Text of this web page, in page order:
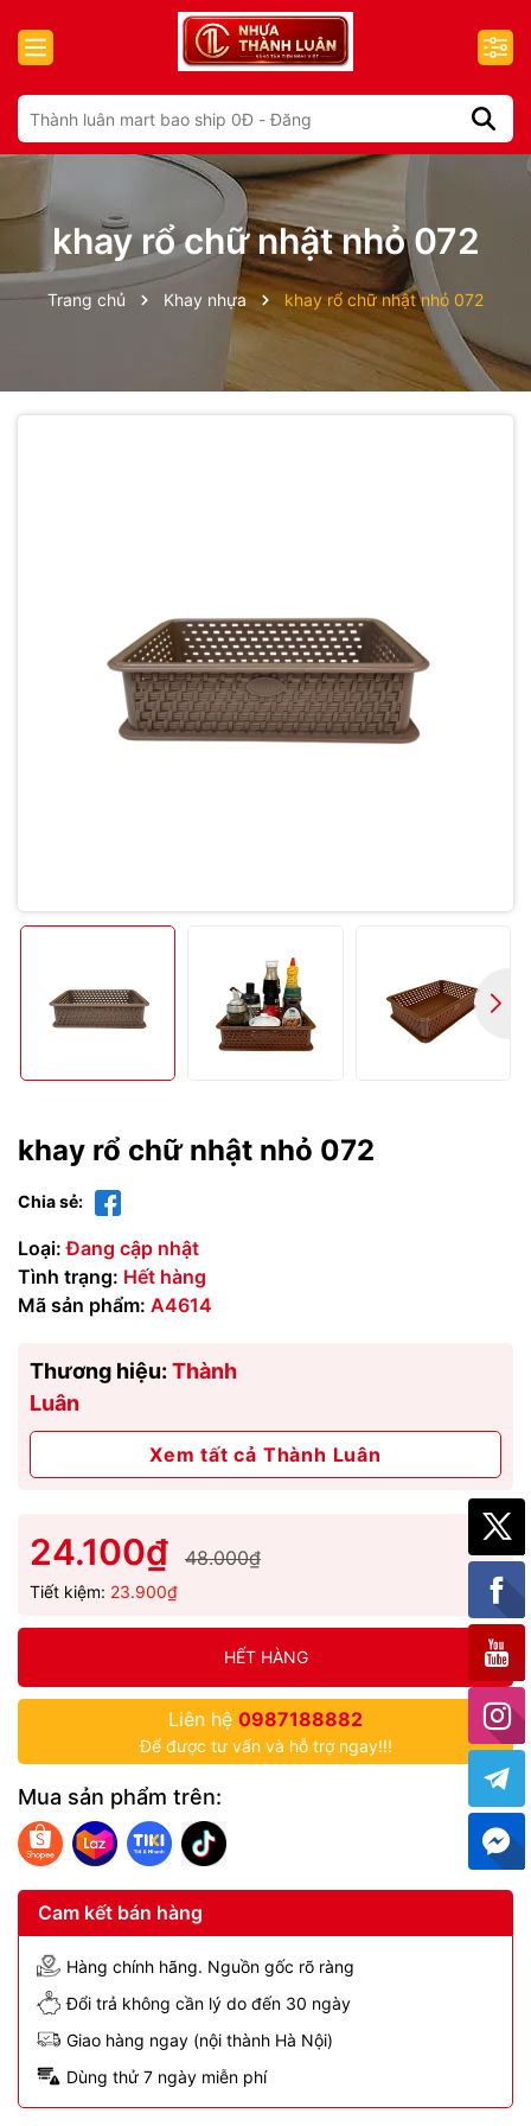
khay rổ chữ nhật nhỏ 072
Trang chủ Khay nhựa khay rổ chữ nhật nhỏ 072
khay rổ chữ nhật nhỏ 072
Chia sẻ:
Loại: Đang cập nhật
Tình trạng: Hết hàng
Mã sản phẩm: A4614
Thương hiệu: Thành
Luân
Xem tất cả Thành Luân
24.100₫ 48.000₫
Tiết kiệm: 23.900₫
HẾT HÀNG
Liên hệ 0987188882
Để được tư vấn và hỗ trợ ngay!!!
Mua sản phẩm trên:
Cam kết bán hàng
Hàng chính hãng. Nguồn gốc rõ ràng
Đổi trả không cần lý do đến 30 ngày
Giao hàng ngay (nội thành Hà Nội)
Dùng thử 7 ngày miễn phí